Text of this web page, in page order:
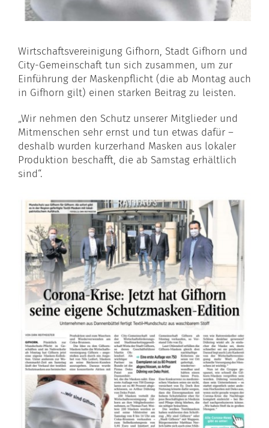
Wirtschaftsvereinigung Gifhorn, Stadt Gifhorn und
City-Gemeinschaft tun sich zusammen, um zur
Einführung der Maskenpflicht (die ab Montag auch
in Gifhorn gilt) einen starken Beitrag zu leisten.
„Wir nehmen den Schutz unserer Mitglieder und
Mitmenschen sehr ernst und tun etwas dafür –
deshalb wurden kurzerhand Masken aus lokaler
Produktion beschafft, die ab Samstag erhältlich
sind“.